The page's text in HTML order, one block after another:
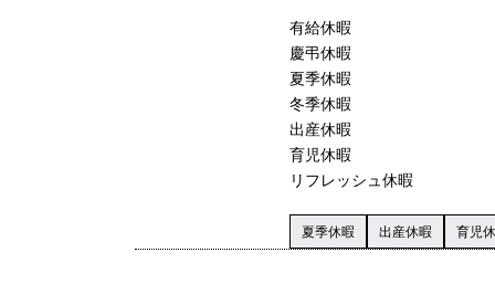
有給休暇
慶弔休暇
夏季休暇
冬季休暇
出産休暇
育児休暇
リフレッシュ休暇
夏季休暇 出産休暇 育児